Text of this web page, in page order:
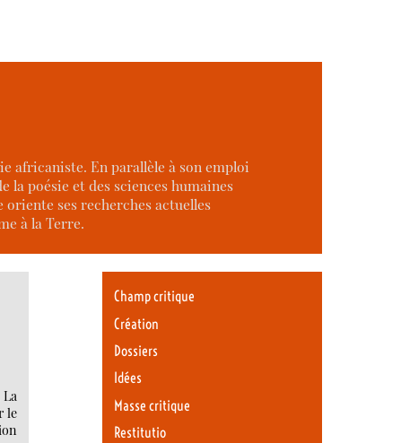
africaniste. En parallèle à son emploi
la poésie et des sciences humaines
oriente ses recherches actuelles
à la Terre.
La
le
Champ critique
Création
Dossiers
Idées
Masse critique
Restitutio